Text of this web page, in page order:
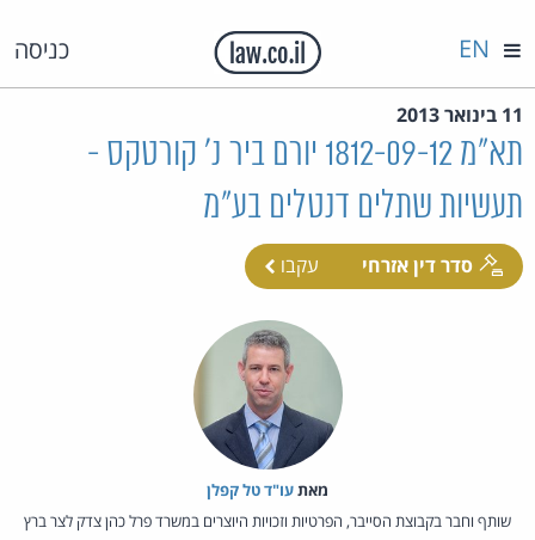
כניסה EN
11 בינואר 2013
תא"מ 1812-09-12 יורם ביר נ' קורטקס -
תעשיות שתלים דנטלים בע"מ
סדר דין אזרחי עקבו
מאת‏עו"ד טל קפלן
שותף וחבר בקבוצת הסייבר, הפרטיות וזכויות היוצרים במשרד פרל כהן צדק לצר ברץ